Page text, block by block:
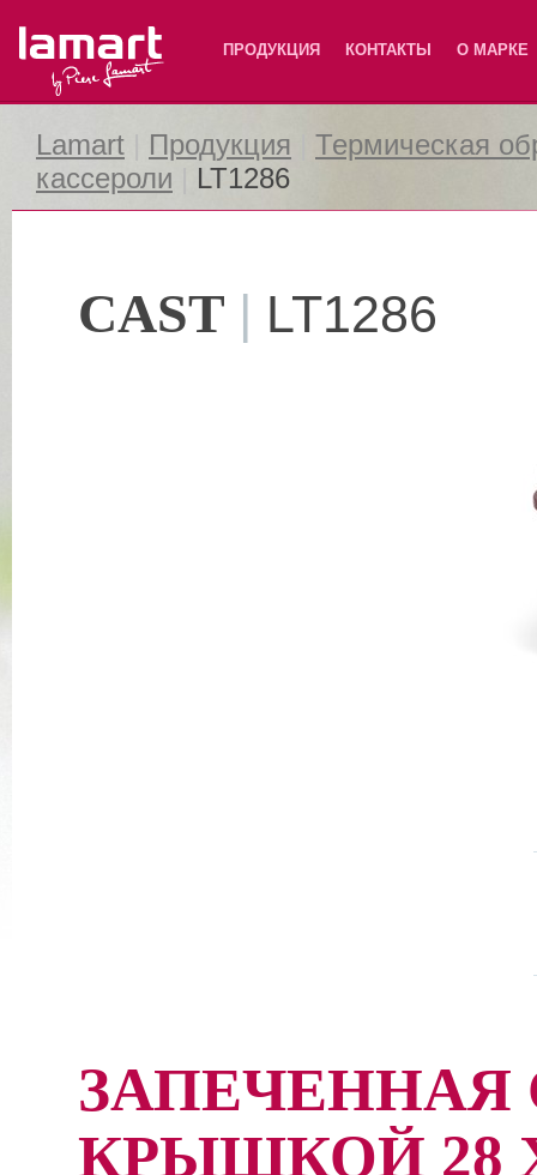
Lamart ПРОДУКЦИЯ КОНТАКТЫ О МАРКЕ
Lamart Продукция
Термическая
кассероли
LT1286
CAST | LT1286
КРЫШКОЙ 28